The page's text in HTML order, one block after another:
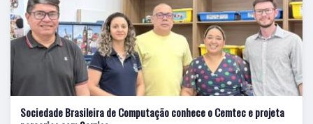
Sociedade Brasileira de Computação conhece o Cemtec e projeta